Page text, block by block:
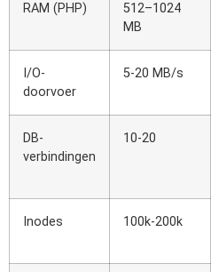
RAM (PHP)
512–1024
MB
I/O-
doorvoer
5-20 MB/s
DB-
verbindingen
10-20
Inodes 100k-200k